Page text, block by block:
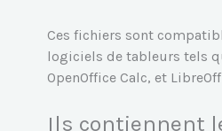
Ces fichiers sont
logiciels de tableurs tels
OpenOffice Calc, et
Ils contiennent